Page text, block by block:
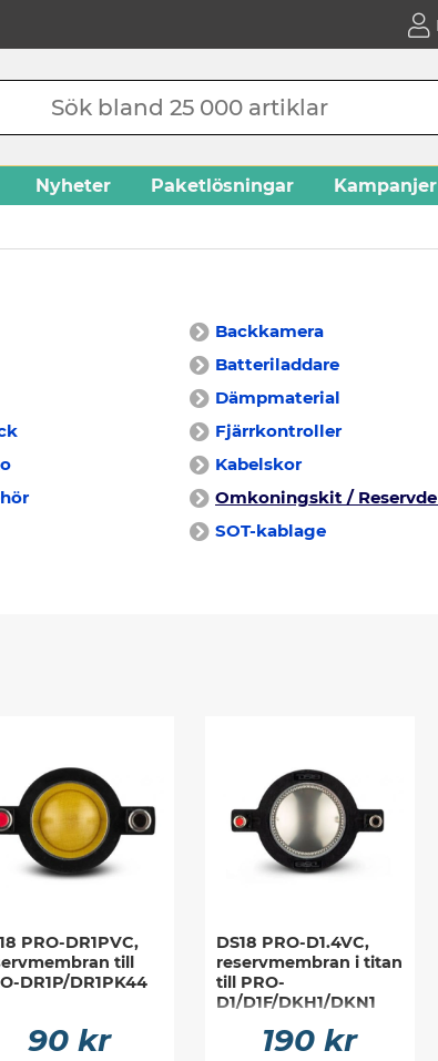
Nyheter Paketlösningar
Kampanjer
Backkamera
Batteriladdare
Dämpmaterial
Fjärrkontroller
Kabelskor
Omkoningskit /
SOT-kablage
PRO-DR1PVC,
till
DR1P/DR1PK44
90 kr
DS18 PRO-D1.4VC,
reservmembran i titan
till PRO-
D1/D1F/DKH1/DKN1
190 kr